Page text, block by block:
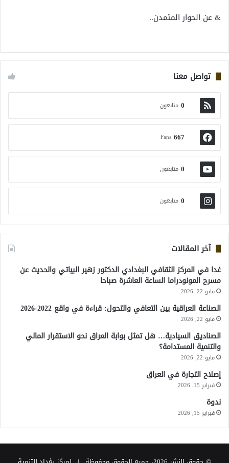
& عن الحوار المتمدن..
تواصل معنا
0 متابعون
667
Fans
0 متابعون
0 متابعون
آخر المقالات
غدا في المركز الثقافي البغدادي الدكتور زهير البياتي والحديث عن
مسرح المونودراما الساعة العاشرة صباحا
مايو 22, 2026
الصناعة العراقية بين التعافي والتحول: قراءة في واقع 2022-2026
مايو 22, 2026
الصناديق السيادية… هل تمثل بوابة العراق نحو الاستقرار المالي
والتنمية المستدامة؟
مايو 22, 2026
إصلاح التجارة في العراق
فبراير 15, 2026
ندوة
فبراير 15, 2026